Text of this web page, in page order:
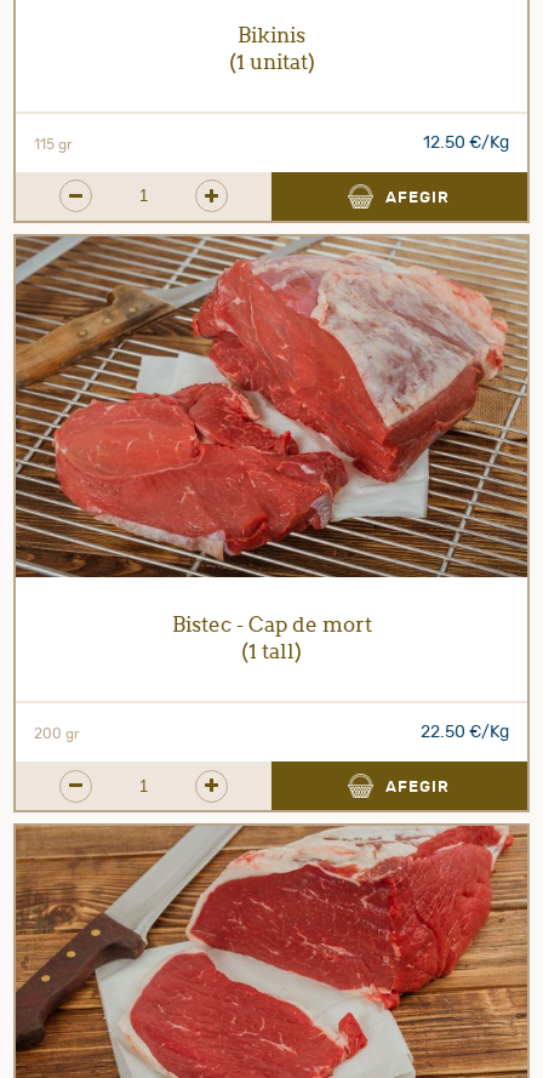
Bikinis
(1 unitat)
115 gr 12.50 €/Kg
AFEGIR
Bistec - Cap de mort
(1 tall)
200 gr 22.50 €/Kg
AFEGIR